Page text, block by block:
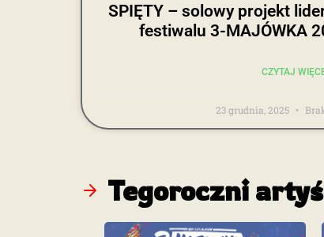
SPIĘTY – solowy projekt
festiwalu 3-MAJÓWKA
CZYTAJ
23 grudnia, 2025
Tegoroczni